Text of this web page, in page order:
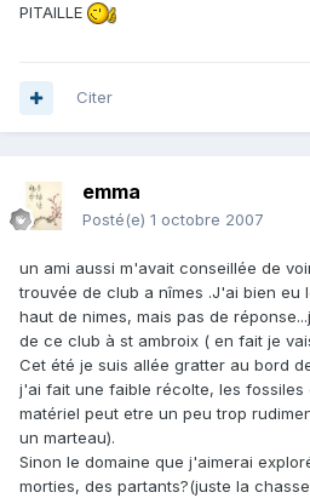
PITAILLE
Citer
emma
Posté(e) 1 octobre 2007
un ami aussi m'avait conseillée de
trouvée de club a nîmes .J'ai bien eu
haut de nimes, mais pas de
de ce club à st ambroix ( en fait je
Cet été je suis allée gratter au bord
j'ai fait une faible récolte, les fossiles
matériel peut etre un peu trop
un marteau).
Sinon le domaine que j'aimerai
morties, des partants?(juste la